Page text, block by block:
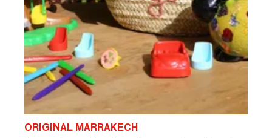
ORIGINAL MARRAKECH